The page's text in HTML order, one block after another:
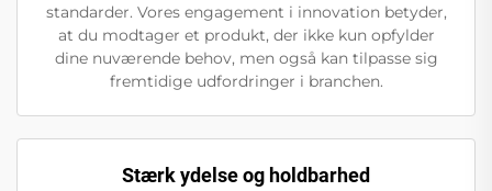
standarder. Vores engagement i innovation betyder,
at du modtager et produkt, der ikke kun opfylder
dine nuværende behov, men også kan tilpasse sig
fremtidige udfordringer i branchen.
Stærk ydelse og holdbarhed